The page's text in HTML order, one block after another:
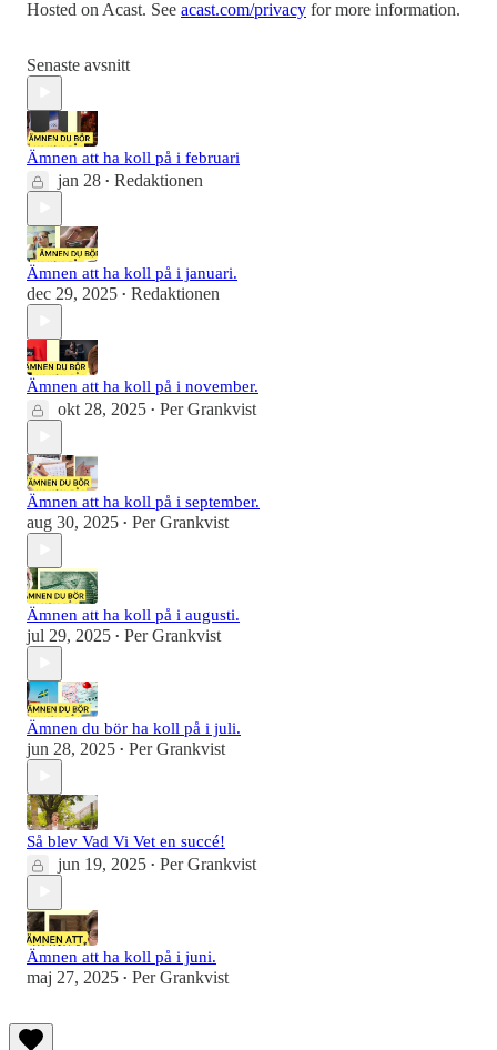
Hosted on Acast. See acast.com/privacy for more information.
Senaste avsnitt
Ämnen att ha koll på i februari
jan 28 • Redaktionen
Ämnen att ha koll på i januari.
dec 29, 2025 • Redaktionen
Ämnen att ha koll på i november.
okt 28, 2025 • Per Grankvist
Ämnen att ha koll på i september.
aug 30, 2025 • Per Grankvist
Ämnen att ha koll på i augusti.
jul 29, 2025 • Per Grankvist
Ämnen du bör ha koll på i juli.
jun 28, 2025 • Per Grankvist
Så blev Vad Vi Vet en succé!
jun 19, 2025 • Per Grankvist
Ämnen att ha koll på i juni.
maj 27, 2025 • Per Grankvist